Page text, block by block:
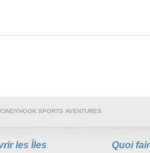
Plusieurs produits du
CINDYHOOK SPORTS AVENTURES
les Îles Quoi